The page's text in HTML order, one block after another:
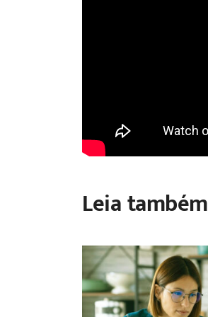
Leia também